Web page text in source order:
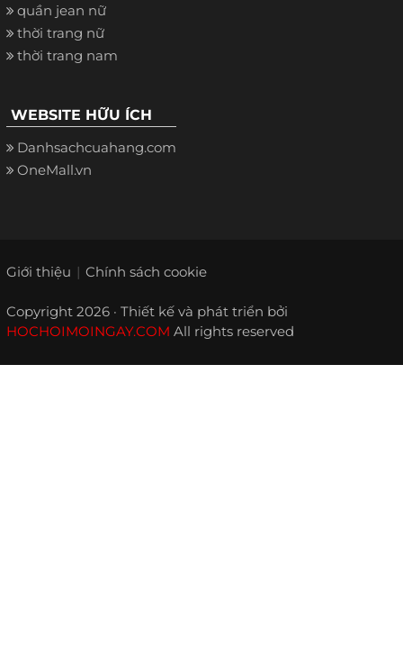
quần jean nữ
thời trang nữ
thời trang nam
WEBSITE HỮU ÍCH
Danhsachcuahang.com
OneMall.vn
Giới thiệu Chính sách cookie
Copyright 2026 · Thiết kế và phát triển bởi
HOCHOIMOINGAY.COM All rights reserved